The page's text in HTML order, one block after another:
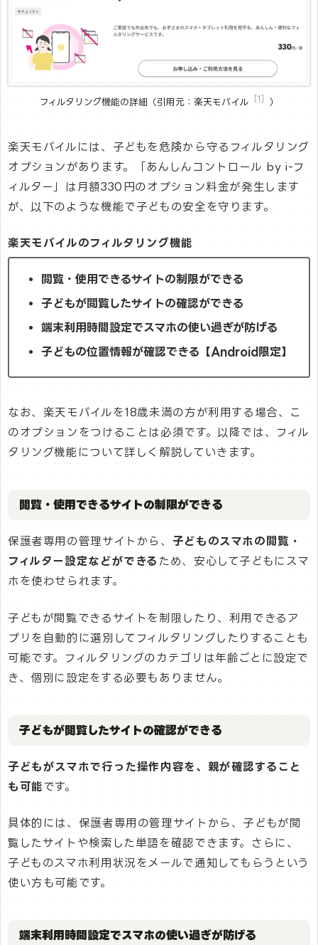
フィルタリング機能の詳細（引用元：楽天モバイル ［1］ ）
楽天モバイルには、子どもを危険から守るフィルタリング
オプションがあります。「あんしんコントロール by i-フ
ィルター」は月額330円のオプション料金が発生します
が、以下のような機能で子どもの安全を守ります。
楽天モバイルのフィルタリング機能
閲覧・使用できるサイトの制限ができる
子どもが閲覧したサイトの確認ができる
端末利用時間設定でスマホの使い過ぎが防げる
子どもの位置情報が確認できる【Android限定】
なお、楽天モバイルを18歳未満の方が利用する場合、こ
のオプションをつけることは必須です。以降では、フィル
タリング機能について詳しく解説していきます。
閲覧・使用できるサイトの制限ができる
保護者専用の管理サイトから、 子どものスマホの閲覧・
フィルター設定などができる ため、安心して子どもにスマ
ホを使わせられます。
子どもが閲覧できるサイトを制限したり、利用できるア
プリを自動的に選別してフィルタリングしたりすることも
可能です。フィルタリングのカテゴリは年齢ごとに設定で
き、個別に設定をする必要もありません。
子どもが閲覧したサイトの確認ができる
子どもがスマホで行った操作内容を、親が確認すること
も可能です。
具体的には、保護者専用の管理サイトから、子どもが閲
覧したサイトや検索した単語を確認できます。さらに、
子どものスマホ利用状況をメールで通知してもらうという
使い方も可能です。
端末利用時間設定でスマホの使い過ぎが防げる